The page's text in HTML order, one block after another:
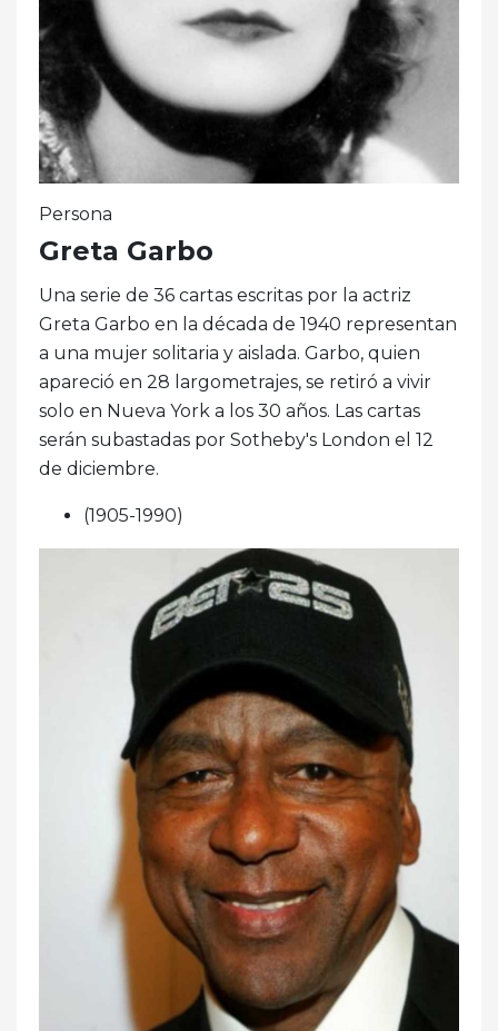
Persona
Greta Garbo
Una serie de 36 cartas escritas por la actriz
Greta Garbo en la década de 1940 representan
a una mujer solitaria y aislada. Garbo, quien
apareció en 28 largometrajes, se retiró a vivir
solo en Nueva York a los 30 años. Las cartas
serán subastadas por Sotheby's London el 12
de diciembre.
(1905-1990)